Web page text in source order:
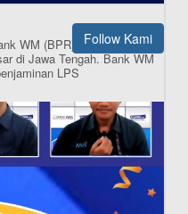
Follow Kami
WM (BPR) merupakan
di Jawa Tengah.Bank WM
LPS